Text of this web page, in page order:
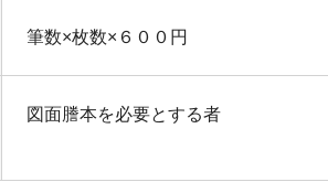
筆数×枚数×６００円
図面謄本を必要とする者